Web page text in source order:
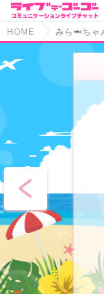
HOME みら🦈ちゃ